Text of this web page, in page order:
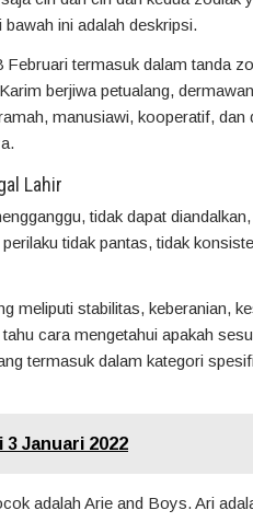
ini adalah deskripsi.
Februari termasuk dalam tanda
berjiwa petualang,
manusiawi, kooperatif, dan
Lahir
tidak dapat diandalkan,
tidak pantas, tidak
meliputi stabilitas, keberanian,
cara mengetahui apakah
termasuk dalam kategori
3 Januari 2022
adalah Arie and Boys. Ari